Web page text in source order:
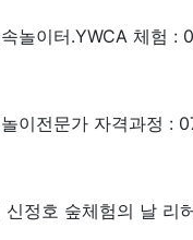
놀이터.YWCA 체험 :
이전문가 자격과정 :
신정호 숲체험의 날 리